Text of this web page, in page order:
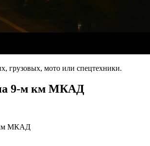
грузовых, мото или спецтехники.
9-м км МКАД
МКАД